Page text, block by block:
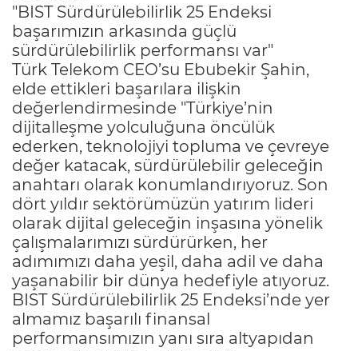
"BIST Sürdürülebilirlik 25 Endeksi
başarımızın arkasında güçlü
sürdürülebilirlik performansı var"
Türk Telekom CEO’su Ebubekir Şahin,
elde ettikleri başarılara ilişkin
değerlendirmesinde "Türkiye’nin
dijitalleşme yolculuğuna öncülük
ederken, teknolojiyi topluma ve çevreye
değer katacak, sürdürülebilir geleceğin
anahtarı olarak konumlandırıyoruz. Son
dört yıldır sektörümüzün yatırım lideri
olarak dijital geleceğin inşasına yönelik
çalışmalarımızı sürdürürken, her
adımımızı daha yeşil, daha adil ve daha
yaşanabilir bir dünya hedefiyle atıyoruz.
BIST Sürdürülebilirlik 25 Endeksi’nde yer
almamız başarılı finansal
performansımızın yanı sıra altyapıdan